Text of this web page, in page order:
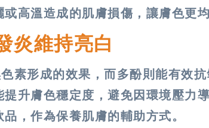
高溫造成的肌膚損傷，讓膚色更均
炎維持亮白
素形成的效果，而多酚則能有效
升膚色穩定度，避免因環境壓力
，作為保養肌膚的輔助方式。